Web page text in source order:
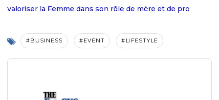
valoriser la Femme dans son rôle de mère et de pro
#BUSINESS #EVENT #LIFESTYLE